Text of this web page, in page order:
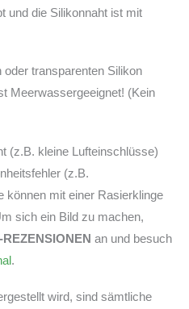
und die Silikonnaht ist mit
transparenten Silikon
Meerwassergeeignet! (Kein
(z.B. kleine Lufteinschlüsse)
(z.B.
können mit einer Rasierklinge
sich ein Bild zu machen,
an und besuch
.
wird, sind sämtliche